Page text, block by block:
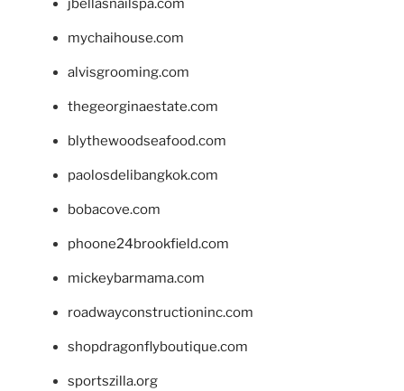
jbellasnailspa.com
mychaihouse.com
alvisgrooming.com
thegeorginaestate.com
blythewoodseafood.com
paolosdelibangkok.com
bobacove.com
phoone24brookfield.com
mickeybarmama.com
roadwayconstructioninc.com
shopdragonflyboutique.com
sportszilla.org